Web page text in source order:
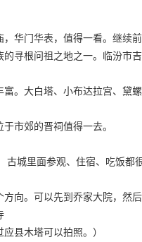
华门华表，值得一看。继续
寻根问祖之地之一。临汾市
。大白塔、小布达拉宫、黛螺
市郊的晋祠值得一去。
城里面参观、住宿、吃饭都很
向。可以先到乔家大院，然后
县木塔可以拍照。）